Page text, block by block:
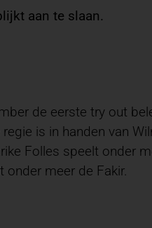
aan te slaan.
de eerste try out
is in handen van
Folles speelt onder
onder meer de Fakir.